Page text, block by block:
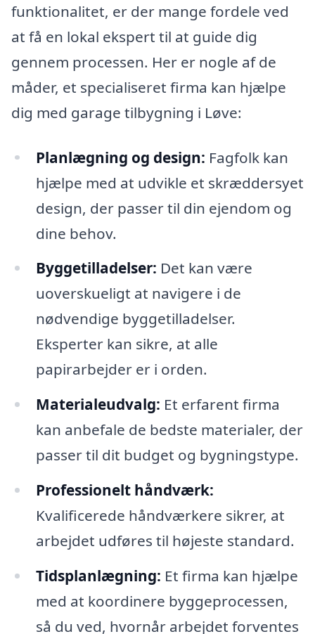
funktionalitet, er der mange fordele ved
at få en lokal ekspert til at guide dig
gennem processen. Her er nogle af de
måder, et specialiseret firma kan hjælpe
dig med garage tilbygning i Løve:
Planlægning og design: Fagfolk kan
hjælpe med at udvikle et skræddersyet
design, der passer til din ejendom og
dine behov.
Byggetilladelser: Det kan være
uoverskueligt at navigere i de
nødvendige byggetilladelser.
Eksperter kan sikre, at alle
papirarbejder er i orden.
Materialeudvalg: Et erfarent firma
kan anbefale de bedste materialer, der
passer til dit budget og bygningstype.
Professionelt håndværk:
Kvalificerede håndværkere sikrer, at
arbejdet udføres til højeste standard.
Tidsplanlægning: Et firma kan hjælpe
med at koordinere byggeprocessen,
så du ved, hvornår arbejdet forventes